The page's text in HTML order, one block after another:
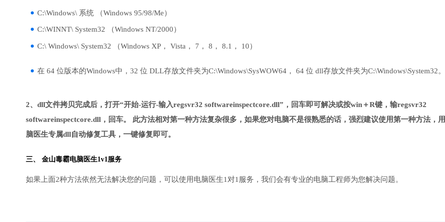
C:\Windows\ 系统 （Windows 95/98/Me）
C:\WINNT\ System32 （Windows NT/2000）
C:\ Windows\ System32 （Windows XP， Vista， 7， 8， 8.1， 10）
在 64 位版本的Windows中，32 位 DLL存放文件夹为C:\Windows\SysWOW64， 64 位 dll存放文件夹为C:\Windows\System32。
2、dll文件拷贝完成后，打开“开始-运行-输入regsvr32 softwareinspectcore.dll”，回车即可解决或按win＋R键，输regsvr32
softwareinspectcore.dll，回车。 此方法相对第一种方法复杂很多，如果您对电脑不是很熟悉的话，强烈建议使用第一种方法，
脑医生专属dll自动修复工具，一键修复即可。
三、 金山毒霸电脑医生1v1服务
如果上面2种方法依然无法解决您的问题，可以使用电脑医生1对1服务，我们会有专业的电脑工程师为您解决问题。